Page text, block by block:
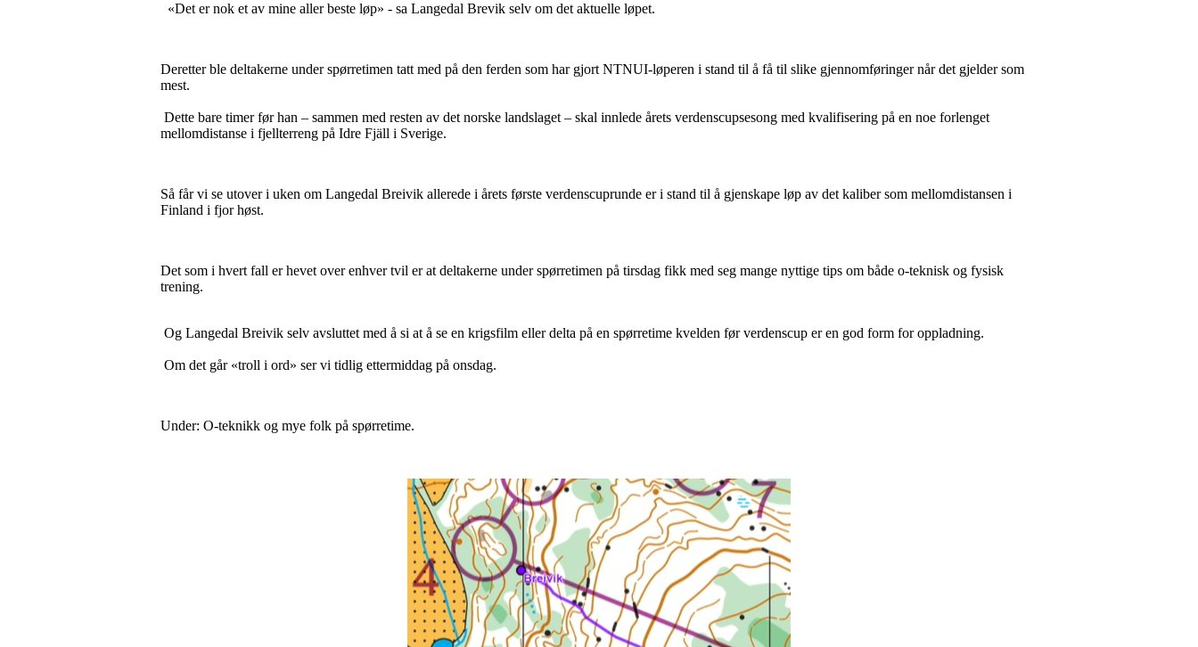
«Det er nok et av mine aller beste løp» - sa Langedal Brevik selv om det aktuelle løpet.
Deretter ble deltakerne under spørretimen tatt med på den ferden som har gjort NTNUI-løperen i stand til å få til slike gjennomføringer når det gjelder som
mest.
Dette bare timer før han – sammen med resten av det norske landslaget – skal innlede årets verdenscupsesong med kvalifisering på en noe forlenget
mellomdistanse i fjellterreng på Idre Fjäll i Sverige.
Så får vi se utover i uken om Langedal Breivik allerede i årets første verdenscuprunde er i stand til å gjenskape løp av det kaliber som mellomdistansen i
Finland i fjor høst.
Det som i hvert fall er hevet over enhver tvil er at deltakerne under spørretimen på tirsdag fikk med seg mange nyttige tips om både o-teknisk og fysisk
trening.
Og Langedal Breivik selv avsluttet med å si at å se en krigsfilm eller delta på en spørretime kvelden før verdenscup er en god form for oppladning.
Om det går «troll i ord» ser vi tidlig ettermiddag på onsdag.
Under: O-teknikk og mye folk på spørretime.